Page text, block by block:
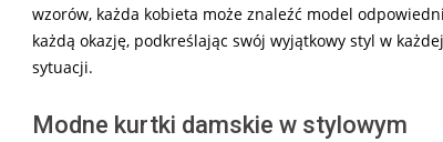
wzorów, każda kobieta może znaleźć model
każdą okazję, podkreślając swój wyjątkowy styl w każdej
sytuacji.
Modne kurtki damskie w stylowym